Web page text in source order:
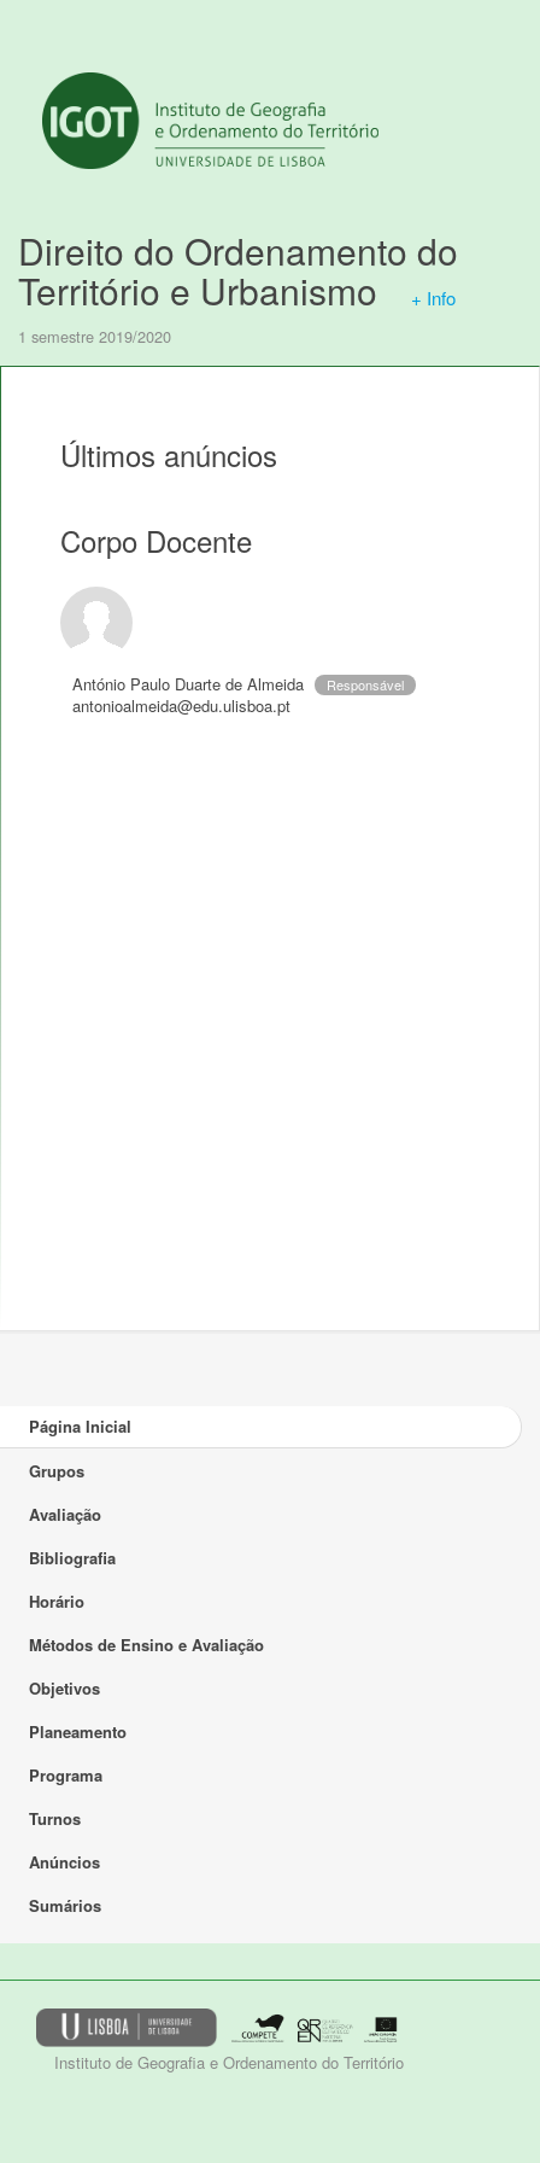
Direito do Ordenamento do
Território e Urbanismo + Info
1 semestre 2019/2020
Últimos anúncios
Corpo Docente
António Paulo Duarte de Almeida Responsável
antonioalmeida@edu.ulisboa.pt
Página Inicial
Grupos
Avaliação
Bibliografia
Horário
Métodos de Ensino e Avaliação
Objetivos
Planeamento
Programa
Turnos
Anúncios
Sumários
Instituto de Geografia e Ordenamento do Território